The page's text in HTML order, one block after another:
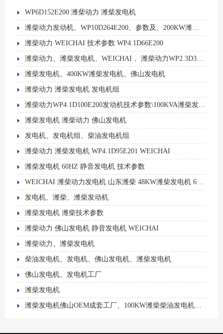
WP6D152E200 潍柴动力 潍柴发电机
潍柴动力 WEICHAI 技术参数 WP4.1D66E200
潍柴发电机、400KW潍柴发电机、佛山发电机
潍柴动力 潍柴发电机 发电机组
潍柴发电机 潍柴动力 佛山发电机
发电机、发电机组、柴油发电机组
潍柴动力 潍柴发电机 WP4.1D95E201 WEICHAI
潍柴发电机 60HZ 静音发电机 技术参数
发电机、潍柴、潍柴发动机
潍柴发电机 潍柴技术参数
潍柴动力 佛山发电机 静音发电机 WEICHAI
潍柴动力、潍柴发电机
柴油发电机、发电机、佛山发电机、潍柴发电机
佛山发电机、发电机工厂
潍柴发电机